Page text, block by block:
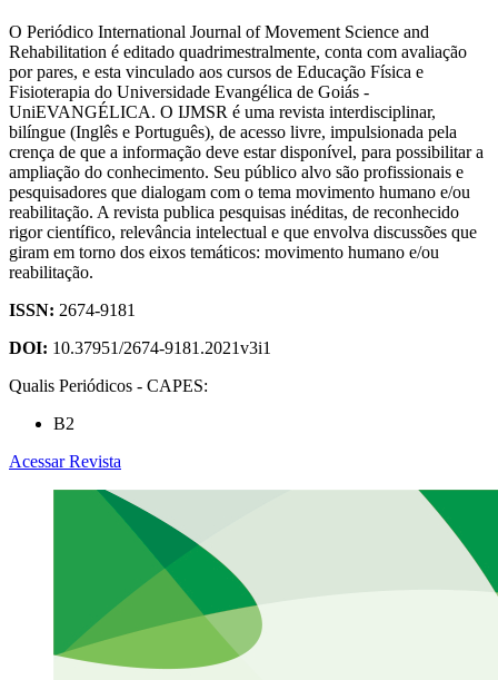
O Periódico International Journal of Movement Science and
Rehabilitation é editado quadrimestralmente, conta com avaliação
por pares, e esta vinculado aos cursos de Educação Física e
Fisioterapia do Universidade Evangélica de Goiás -
UniEVANGÉLICA. O IJMSR é uma revista interdisciplinar,
bilíngue (Inglês e Português), de acesso livre, impulsionada pela
crença de que a informação deve estar disponível, para possibilitar a
ampliação do conhecimento. Seu público alvo são profissionais e
pesquisadores que dialogam com o tema movimento humano e/ou
reabilitação. A revista publica pesquisas inéditas, de reconhecido
rigor científico, relevância intelectual e que envolva discussões que
giram em torno dos eixos temáticos: movimento humano e/ou
reabilitação.
ISSN: 2674-9181
DOI: 10.37951/2674-9181.2021v3i1
Qualis Periódicos - CAPES:
B2
Acessar Revista